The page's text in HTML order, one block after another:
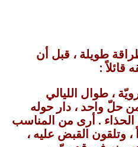
طويلة ، قبل أن
:
، طوال الليالي
حلّ واحد ، دار حوله
الحذاء . أرى من المناسب
، وتلقون القبض عليه ،